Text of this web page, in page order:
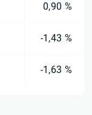
0,90 %
-1,43 %
-1,63 %